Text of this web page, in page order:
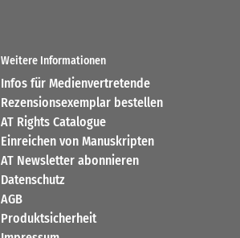
Weitere Informationen
Infos für Medienvertretende
Rezensionsexemplar bestellen
AT Rights Catalogue
Einreichen von Manuskripten
AT Newsletter abonnieren
Datenschutz
AGB
Produktsicherheit